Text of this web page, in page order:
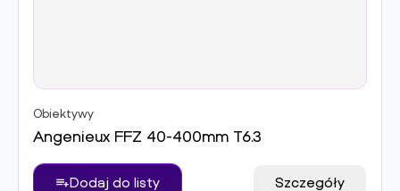
Obiektywy
Angenieux FFZ 40-400mm T6.3
Dodaj do listy Szczegóły